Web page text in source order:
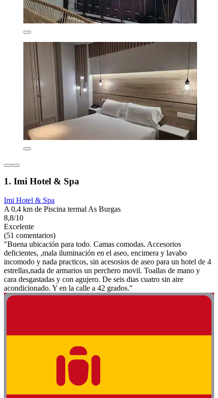
1. Imi Hotel & Spa
Imi Hotel & Spa
A 0,4 km de Piscina termal As Burgas
8,8/10
Excelente
(51 comentarios)
"Buena ubicación para todo. Camas comodas. Accesorios
deficientes, ,mala iluminación en el aseo, encimera y lavabo
incomodo y nada practicos, sin acesosios de aseo para un hotel de 4
estrellas,nada de armarios un perchero movil. Toallas de mano y
cara desgastadas y con agujero. De seis dias cuatro sin aire
acondicionado. Y en la calle a 42 grados."